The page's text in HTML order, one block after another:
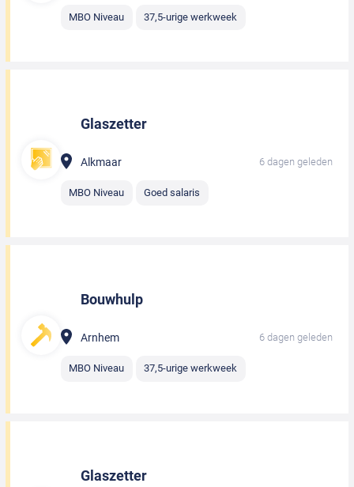
MBO Niveau 37,5-urige werkweek
Glaszetter
Alkmaar 6 dagen geleden
MBO Niveau Goed salaris
Bouwhulp
Arnhem 6 dagen geleden
MBO Niveau 37,5-urige werkweek
Glaszetter